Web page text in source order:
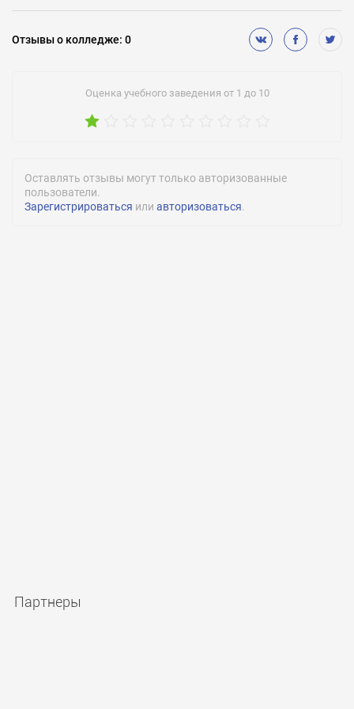
Аккредитации:
Отзывыо колледже: 0
Оценка учебного заведения от 1 до 10
Оставлять отзывы могут только авторизованные
пользователи.
Зарегистрироваться или авторизоваться.
Партнеры